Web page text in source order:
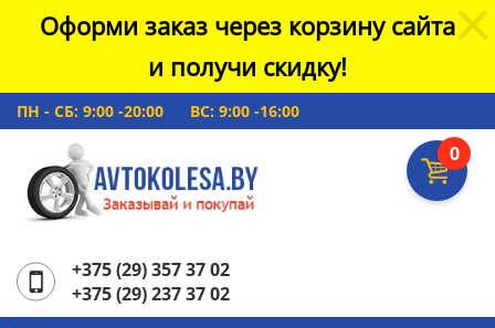
Оформи заказ через корзину сайта
и получи скидку!
ПН - СБ: 9:00 -20:00 ВС: 9:00 -16:00
0
+375 (29) 357 37 02
+375 (29) 237 37 02